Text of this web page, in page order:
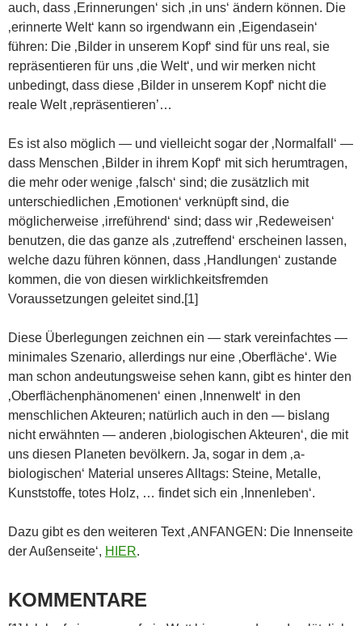
auch, dass ‚Erinnerungen‘ sich ‚in uns‘ ändern können. Die
‚erinnerte Welt‘ kann so irgendwann ein ‚Eigendasein‘
führen: Die ‚Bilder in unserem Kopf‘ sind für uns real, sie
repräsentieren für uns ‚die Welt‘, und wir merken nicht
unbedingt, dass diese ‚Bilder in unserem Kopf‘ nicht die
reale Welt ‚repräsentieren’…
Es ist also möglich — und vielleicht sogar der ‚Normalfall‘ —
dass Menschen ‚Bilder in ihrem Kopf‘ mit sich herumtragen,
die mehr oder wenige ‚falsch‘ sind; die zusätzlich mit
unterschiedlichen ‚Emotionen‘ verknüpft sind, die
möglicherweise ‚irreführend‘ sind; dass wir ‚Redeweisen‘
benutzen, die das ganze als ‚zutreffend‘ erscheinen lassen,
welche dazu führen können, dass ‚Handlungen‘ zustande
kommen, die von diesen wirklichkeitsfremden
Voraussetzungen geleitet sind.[1]
Diese Überlegungen zeichnen ein — stark vereinfachtes —
minimales Szenario, allerdings nur eine ‚Oberfläche‘. Wie
man schon andeutungsweise sehen kann, gibt es hinter den
‚Oberflächenphänomenen‘ einen ‚Innenwelt‘ in den
menschlichen Akteuren; natürlich auch in den — bislang
nicht erwähnten — anderen ‚biologischen Akteuren‘, die mit
uns diesen Planeten bevölkern. Ja, sogar in dem ‚a-
biologischen‘ Material unseres Alltags: Steine, Metalle,
Kunststoffe, totes Holz, … findet sich ein ‚Innenleben‘.
Dazu gibt es den weiteren Text ‚ANFANGEN: Die Innenseite
der Außenseite‘, HIER.
KOMMENTARE